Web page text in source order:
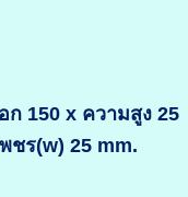
ก 150 x ความสูง 25
ชร(w) 25 mm.